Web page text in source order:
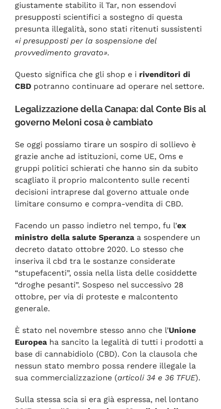
giustamente stabilito il Tar, non essendovi
presupposti scientifici a sostegno di questa
presunta illegalità, sono stati ritenuti sussistenti
«i presupposti per la sospensione del
provvedimento gravato».
Questo significa che gli shop e i rivenditori di
CBD potranno continuare ad operare nel settore.
Legalizzazione della Canapa: dal Conte Bis al
governo Meloni cosa è cambiato
Se oggi possiamo tirare un sospiro di sollievo è
grazie anche ad istituzioni, come UE, Oms e
gruppi politici schierati che hanno sin da subito
scagliato il proprio malcontento sulle recenti
decisioni intraprese dal governo attuale onde
limitare consumo e compra-vendita di CBD.
Facendo un passo indietro nel tempo, fu l’ex
ministro della salute Speranza a sospendere un
decreto datato ottobre 2020. Lo stesso che
inseriva il cbd tra le sostanze considerate
“stupefacenti”, ossia nella lista delle cosiddette
“droghe pesanti”. Sospeso nel successivo 28
ottobre, per via di proteste e malcontento
generale.
È stato nel novembre stesso anno che l’Unione
Europea ha sancito la legalità di tutti i prodotti a
base di cannabidiolo (CBD). Con la clausola che
nessun stato membro possa rendere illegale la
sua commercializzazione (articoli 34 e 36 TFUE).
Sulla stessa scia si era già espressa, nel lontano